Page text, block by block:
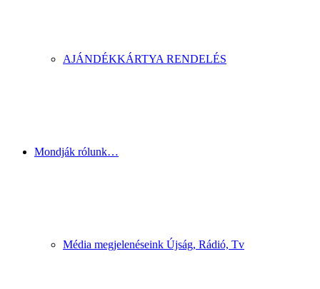
AJÁNDÉKKÁRTYA RENDELÉS
Mondják rólunk…
Média megjelenéseink Újság, Rádió, Tv